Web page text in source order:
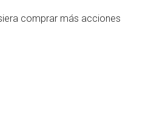
comprar más acciones